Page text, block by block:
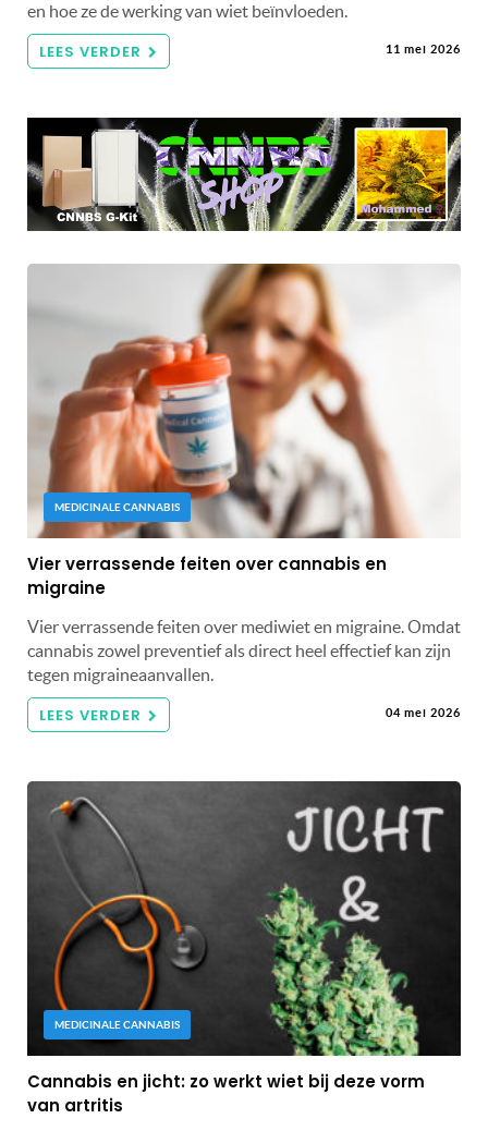
en hoe ze de werking van wiet beïnvloeden.
LEES VERDER 11 mei 2026
MEDICINALE CANNABIS
Vier verrassende feiten over cannabis en
migraine
Vier verrassende feiten over mediwiet en migraine. Omdat
cannabis zowel preventief als direct heel effectief kan zijn
tegen migraineaanvallen.
LEES VERDER 04 mei 2026
MEDICINALE CANNABIS
Cannabis en jicht: zo werkt wiet bij deze vorm
van artritis